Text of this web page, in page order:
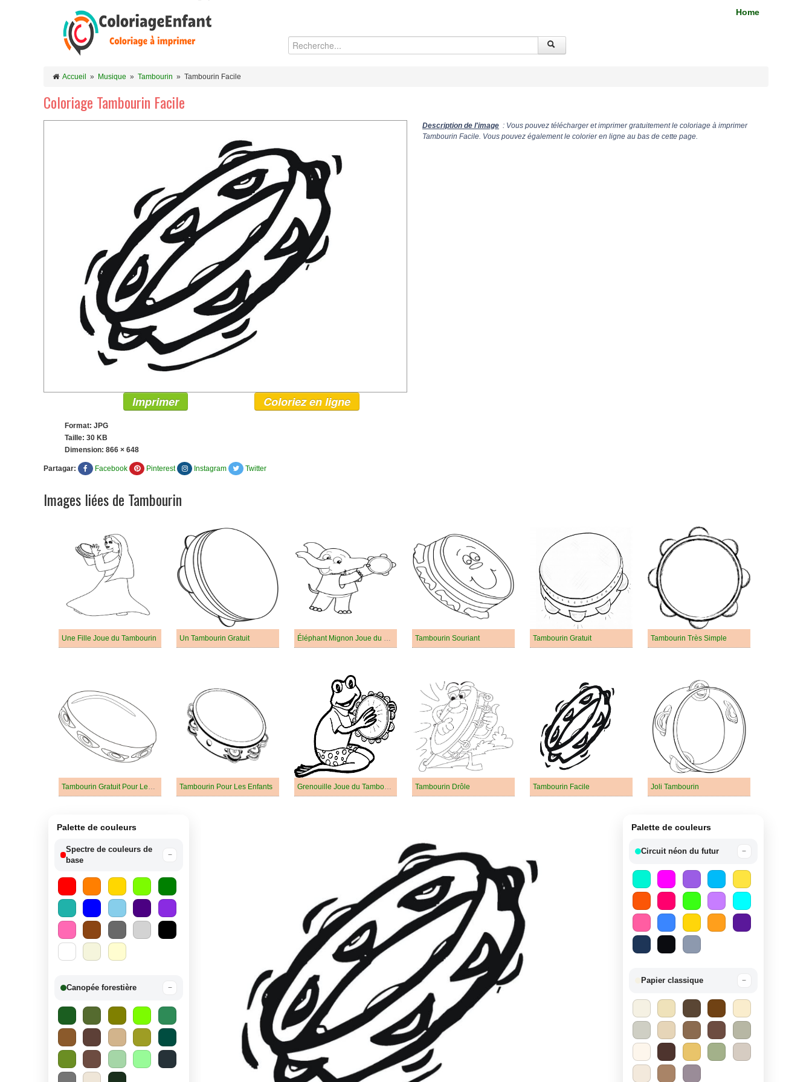
Home
Accueil » Musique » Tambourin » Tambourin Facile
Coloriage Tambourin Facile
Description de l'image : Vous pouvez télécharger et imprimer gratuitement le coloriage à imprimer
Tambourin Facile. Vous pouvez également le colorier en ligne au bas de cette page.
Imprimer Coloriez en ligne
Format: JPG
Taille: 30 KB
Dimension: 866 × 648
Partagar: Facebook Pinterest Instagram Twitter
Images liées de Tambourin
Une Fille Joue du Tambourin Un Tambourin Gratuit Éléphant Mignon Joue du Tambourin Tambourin Souriant Tambourin Gratuit Tambourin Très Simple
Tambourin Gratuit Pour Les Enfants Tambourin Pour Les Enfants Grenouille Joue du Tambourin Tambourin Drôle Tambourin Facile Joli Tambourin
Palette de couleurs
Spectre de couleurs de
base
−
Canopée forestière −
Palette de couleurs
Circuit néon du futur −
Papier classique −